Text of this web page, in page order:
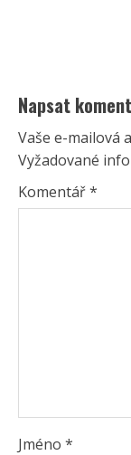
Napsat
Vaše e-mailová
Vyžadované
Komentář*
Jméno *